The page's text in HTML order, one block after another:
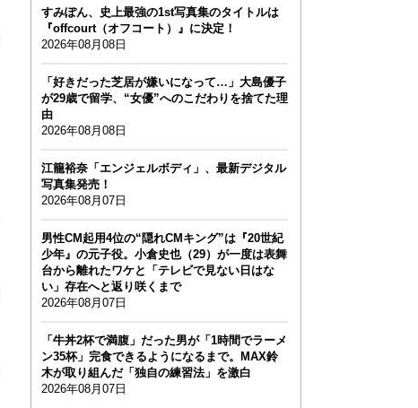
すみぽん、史上最強の1st写真集のタイトルは
『offcourt（オフコート）』に決定！
2026年08月08日
「好きだった芝居が嫌いになって…」大島優子
が29歳で留学、“女優”へのこだわりを捨てた理
由
2026年08月08日
江籠裕奈「エンジェルボディ」、最新デジタル
写真集発売！
2026年08月07日
男性CM起用4位の“隠れCMキング”は『20世紀
少年』の元子役。小倉史也（29）が一度は表舞
台から離れたワケと「テレビで見ない日はな
い」存在へと返り咲くまで
2026年08月07日
「牛丼2杯で満腹」だった男が「1時間でラーメ
ン35杯」完食できるようになるまで。MAX鈴
木が取り組んだ「独自の練習法」を激白
2026年08月07日